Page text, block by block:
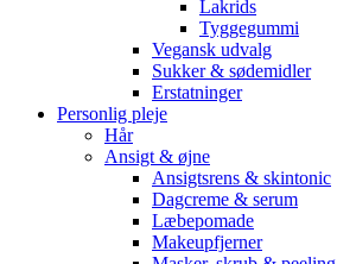
Lakrids
Tyggegummi
Vegansk udvalg
Sukker & sødemidler
Erstatninger
Personlig pleje
Hår
Ansigt & øjne
Ansigtsrens & skintonic
Dagcreme & serum
Læbepomade
Makeupfjerner